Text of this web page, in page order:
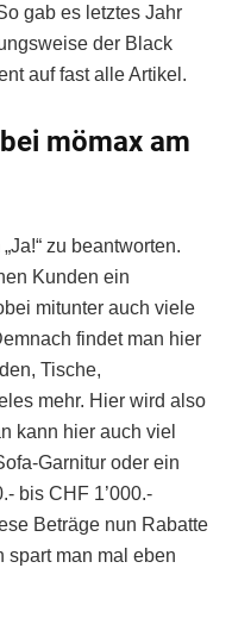
gab es letztes Jahr
der Black
auf fast alle Artikel.
mömax am
zu beantworten.
Kunden ein
mitunter auch viele
findet man hier
Tische,
mehr. Hier wird also
kann hier auch viel
Garnitur oder ein
bis CHF 1’000.-
Beträge nun Rabatte
spart man mal eben